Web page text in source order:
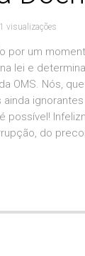
visualizações
um
lei e
OMS. Nós,
ignorantes
do